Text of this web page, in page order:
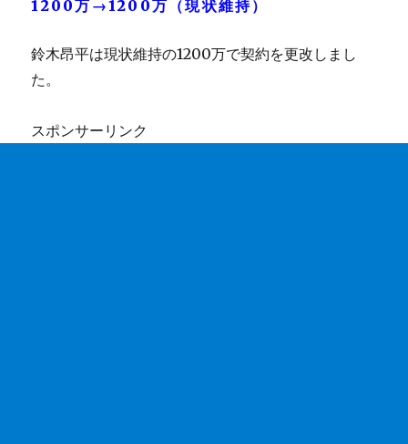
1200万→1200万（現状維持）
鈴木昂平は現状維持の1200万で契約を更改しまし
た。
スポンサーリンク